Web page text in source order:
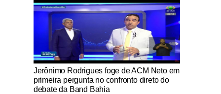
Notícias Católicas
Jerônimo Rodrigues foge de ACM Neto em
primeira pergunta no confronto direto do
debate da Band Bahia